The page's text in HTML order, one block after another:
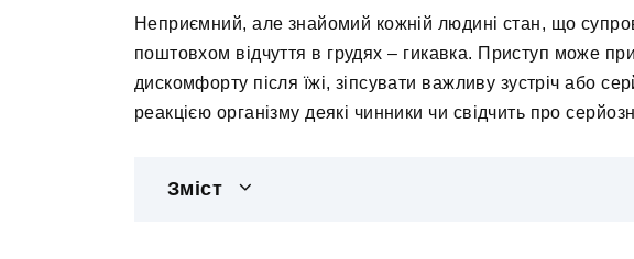
Неприємний, але знайомий кожній людині стан, що
поштовхом відчуття в грудях – гикавка. Приступ може
дискомфорту після їжі, зіпсувати важливу зустріч або
реакцією організму деякі чинники чи свідчить про
Зміст